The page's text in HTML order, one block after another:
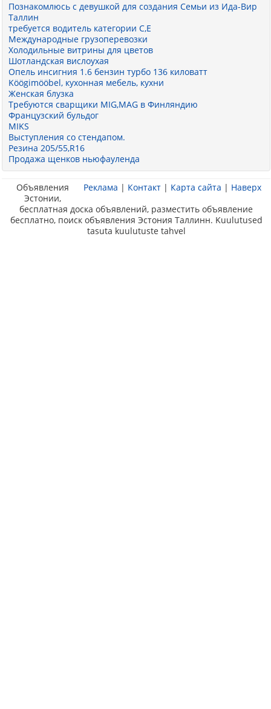
Познакомлюсь с девушкой для создания Семьи из Ида-Вир
Таллин
требуется водитель категории С,Е
Международные грузоперевозки
Холодильные витрины для цветов
Шотландская вислоухая
Опель инсигния 1.6 бензин турбо 136 киловатт
Köögimööbel, кухонная мебель, кухни
Женская блузка
Требуются сварщики MIG,MAG в Финляндию
Французский бульдог
MIKS
Выступления со стендапом.
Резина 205/55,R16
Продажа щенков ньюфауленда
Реклама | Контакт | Карта сайта | Наверх
Объявления
Эстонии,
бесплатная доска объявлений, разместить объявление
бесплатно, поиск объявления Эстония Таллинн. Kuulutused
tasuta kuulutuste tahvel